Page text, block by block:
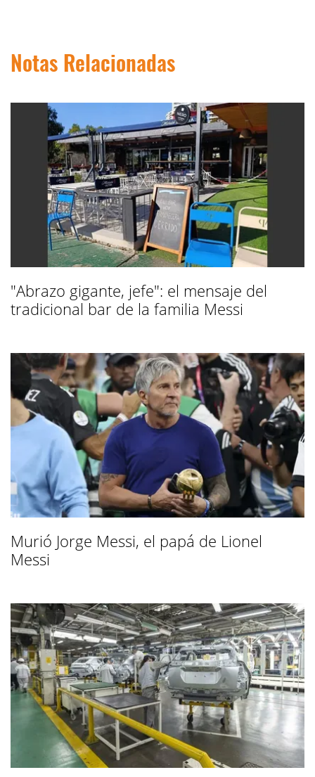
Notas Relacionadas
"Abrazo gigante, jefe": el mensaje del
tradicional bar de la familia Messi
Murió Jorge Messi, el papá de Lionel
Messi